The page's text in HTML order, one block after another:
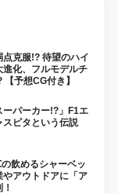
点克服!? 待望のハイ
化、フルモデルチ
予想CG付き】
ーパーカー!?」F1エ
スピタという伝説
飲めるシャーベッ
やアウトドアに「ア